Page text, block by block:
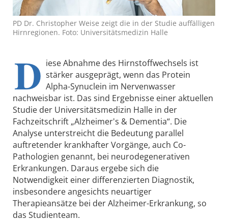
PD Dr. Christopher Weise zeigt die in der Studie auffälligen
Hirnregionen. Foto: Universitätsmedizin Halle
D iese Abnahme des Hirnstoffwechsels ist
stärker ausgeprägt, wenn das Protein
Alpha-Synuclein im Nervenwasser
nachweisbar ist. Das sind Ergebnisse einer aktuellen
Studie der Universitätsmedizin Halle in der
Fachzeitschrift „Alzheimer's & Dementia“. Die
Analyse unterstreicht die Bedeutung parallel
auftretender krankhafter Vorgänge, auch Co-
Pathologien genannt, bei neurodegenerativen
Erkrankungen. Daraus ergebe sich die
Notwendigkeit einer differenzierten Diagnostik,
insbesondere angesichts neuartiger
Therapieansätze bei der Alzheimer-Erkrankung, so
das Studienteam.